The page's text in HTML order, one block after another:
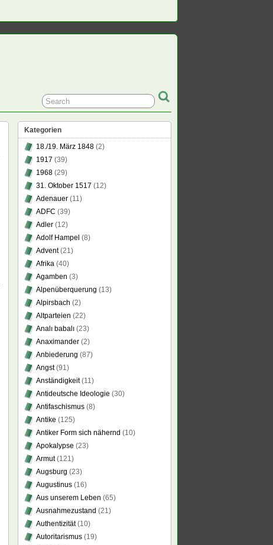
Kategorien
18./19. März 1848 (2)
1917 (39)
1968 (29)
31. Oktober 1517 (12)
Adenauer (11)
ADFC (39)
Adler (12)
Adolf Hampel (8)
Advent(21)
Afrika (40)
Agamben (3)
Alpenüberquerung (13)
Alpirsbach (2)
Altparteien (22)
Analı babalı (23)
Anaximander (2)
Anbiederung (87)
Angst(91)
Anständigkeit(11)
Antideutsche Ideologie (30)
Antifaschismus (8)
Antike (125)
Antiker Form sich nähernd (10)
Apokalypse (23)
Armut(121)
Augsburg (23)
Augustinus (16)
Aus unserem Leben (65)
Ausnahmezustand (21)
Authentizität(10)
Autoritarismus (19)